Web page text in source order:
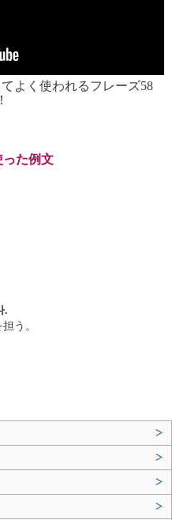
よく使われるフレーズ58
った例文
.
う。
>
>
>
>